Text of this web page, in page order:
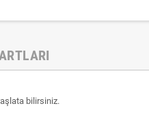
bilirsiniz.